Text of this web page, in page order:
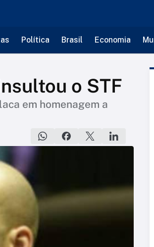
Política Brasil Economia
o STF
em homenagem a